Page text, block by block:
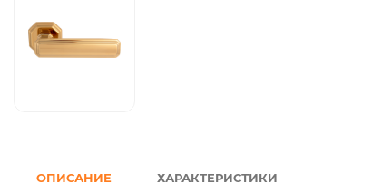
ОПИСАНИЕ ХАРАКТЕРИСТИКИ